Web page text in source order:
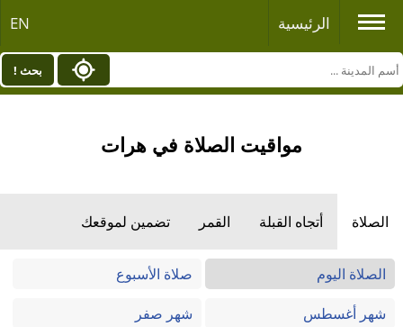
الرئيسية EN
بحث !
مواقيت الصلاة في هرات
الصلاة أتجاه القبلة القمر تضمين لموقعك
الصلاة اليوم
صلاة الأسبوع
شهر أغسطس
شهر صفر